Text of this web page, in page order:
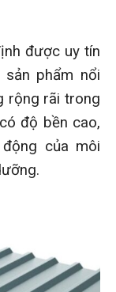
được uy tín
phẩm nổi
rộng rãi trong
độ bền cao,
của môi